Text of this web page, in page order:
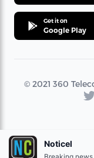
Get it on
Google Play
© 2021 360
Noticel